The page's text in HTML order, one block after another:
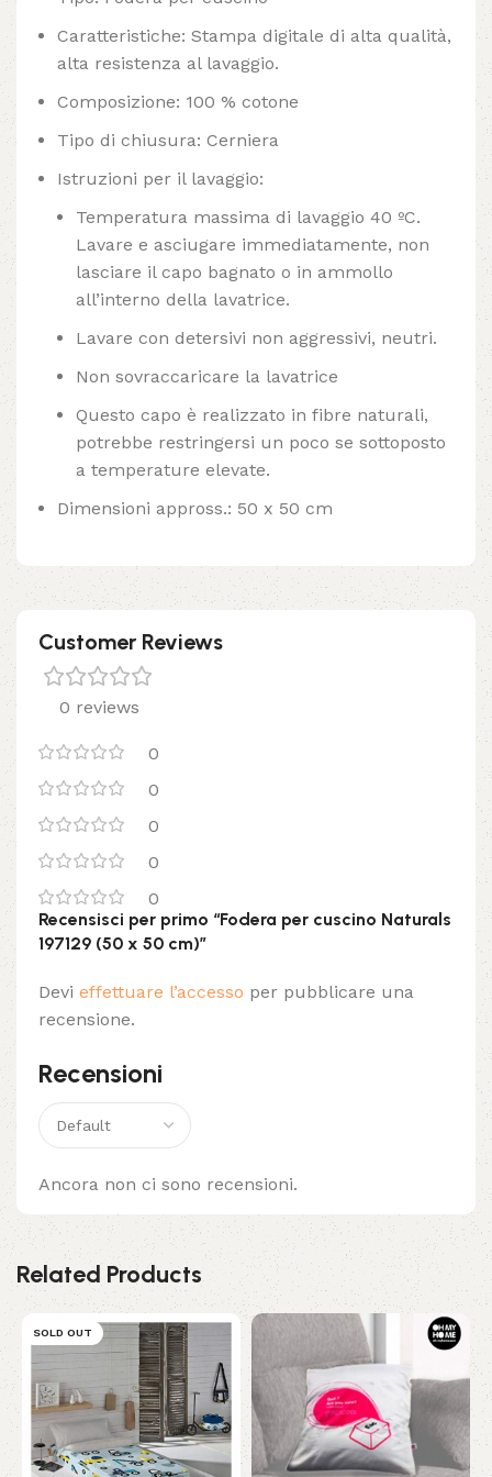
Caratteristiche: Stampa digitale di alta qualità,
alta resistenza al lavaggio.
Composizione: 100 % cotone
Tipo di chiusura: Cerniera
Istruzioni per il lavaggio:
Temperatura massima di lavaggio 40 ºC.
Lavare e asciugare immediatamente, non
lasciare il capo bagnato o in ammollo
all’interno della lavatrice.
Lavare con detersivi non aggressivi, neutri.
Non sovraccaricare la lavatrice
Questo capo è realizzato in fibre naturali,
potrebbe restringersi un poco se sottoposto
a temperature elevate.
Dimensioni appross.: 50 x 50 cm
Customer Reviews
0 reviews
0
0
0
0
0
Recensioni
Ancora non ci sono recensioni.
Recensisci per primo “Fodera per cuscino Naturals
197129 (50 x 50 cm)”
Devi effettuare l’accesso per pubblicare una
recensione.
Related Products
SOLD OUT